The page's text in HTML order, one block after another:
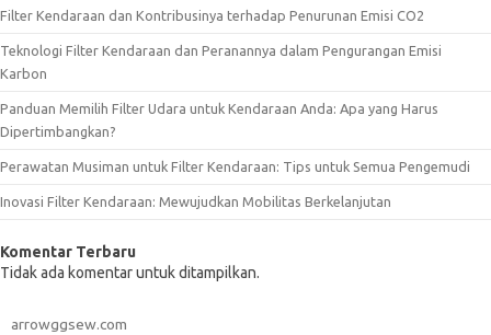
Filter Kendaraan dan Kontribusinya terhadap Penurunan Emisi CO2
Teknologi Filter Kendaraan dan Peranannya dalam Pengurangan Emisi
Karbon
Panduan Memilih Filter Udara untuk Kendaraan Anda: Apa yang Harus
Dipertimbangkan?
Perawatan Musiman untuk Filter Kendaraan: Tips untuk Semua Pengemudi
Inovasi Filter Kendaraan: Mewujudkan Mobilitas Berkelanjutan
Komentar Terbaru
Tidak ada komentar untuk ditampilkan.
arrowggsew.com